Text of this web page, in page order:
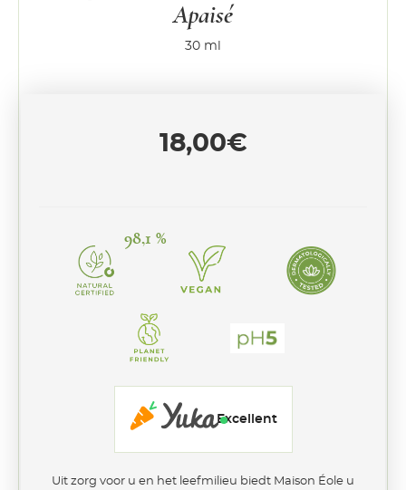
Apaisé
30 ml
18,00€
Uit zorg voor u en het leefmilieu biedt Maison Éole u
98,1 %
Excellent